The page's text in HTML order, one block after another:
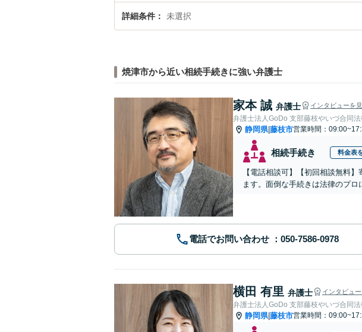
詳細条件 未選択
焼津市から近い相続手続きに強い弁護士
家本 誠 弁護士 インタビューを
弁護士法人GoDo 支部藤枝やいづ合同
静岡県|藤枝市営業時間：
相続手続き 料金表
【電話相談可】【初回相談無料
ます。面倒な手続きは法律のプ
電話でお問い合わせ
横田 有里 弁護士 インタビュ
弁護士法人GoDo 支部藤枝やいづ合同
静岡県|藤枝市営業時間：